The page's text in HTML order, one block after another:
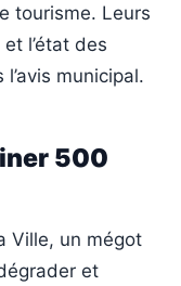
tourisme. Leurs
l’état des
municipal.
500
Ville, un mégot
et